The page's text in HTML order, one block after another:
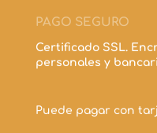
PAGO SEGURO
Certificado SSL.
personales y
Puede pagar con